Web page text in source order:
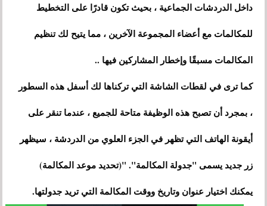
داخل الدردشات الجماعية ، بحيث تكون قادرًا على التخطيط
للمكالمات مع أعضاء المجموعة الآخرين ، مما يتيح لك تنظيم
المكالمات مسبقًا وإخطار المشاركين فيها ..
كما ترى في لقطات الشاشة التي تركناها لك أسفل هذه السطور
، بمجرد أن تصبح هذه الوظيفة متاحة للجميع ، عندما تنقر على
أيقونة الهاتف التي تظهر في الجزء العلوي من الدردشة ، سيظهر
زر جديد يسمى "جدولة المكالمة". "(تحديد موعد المكالمة)
يمكنك اختيار عنوان وتاريخ ووقت المكالمة التي تريد جدولتها.